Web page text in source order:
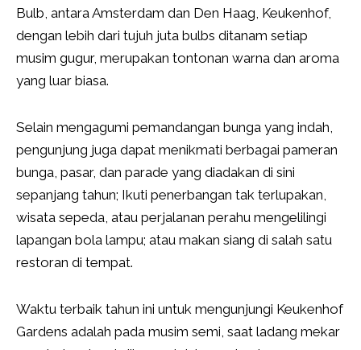
Bulb, antara Amsterdam dan Den Haag, Keukenhof,
dengan lebih dari tujuh juta bulbs ditanam setiap
musim gugur, merupakan tontonan warna dan aroma
yang luar biasa.
Selain mengagumi pemandangan bunga yang indah,
pengunjung juga dapat menikmati berbagai pameran
bunga, pasar, dan parade yang diadakan di sini
sepanjang tahun; Ikuti penerbangan tak terlupakan,
wisata sepeda, atau perjalanan perahu mengelilingi
lapangan bola lampu; atau makan siang di salah satu
restoran di tempat.
Waktu terbaik tahun ini untuk mengunjungi Keukenhof
Gardens adalah pada musim semi, saat ladang mekar